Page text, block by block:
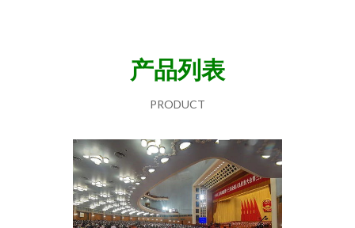
产品列表
PRODUCT